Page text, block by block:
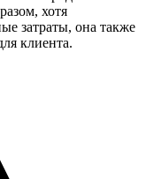
хотя
затраты, она также
клиента.